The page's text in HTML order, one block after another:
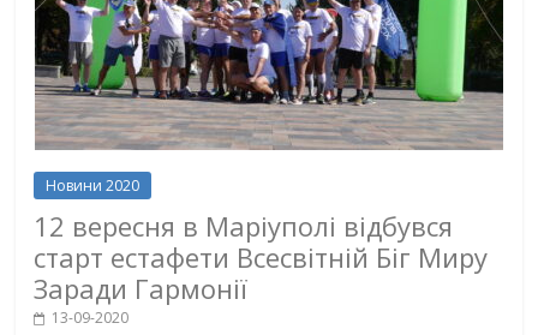
Новини 2020
12 вересня в Маріуполі відбувся
старт естафети Всесвітній Біг Миру
Заради Гармонії
13-09-2020